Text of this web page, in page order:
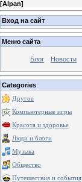
[Alpan]
Вход на сайт
Меню сайта
Блог Новости
Categories
Другое
Компьютерные игры
Красота и здоровье
Люди и блоги
Музыка
Общество
Путешествия и события